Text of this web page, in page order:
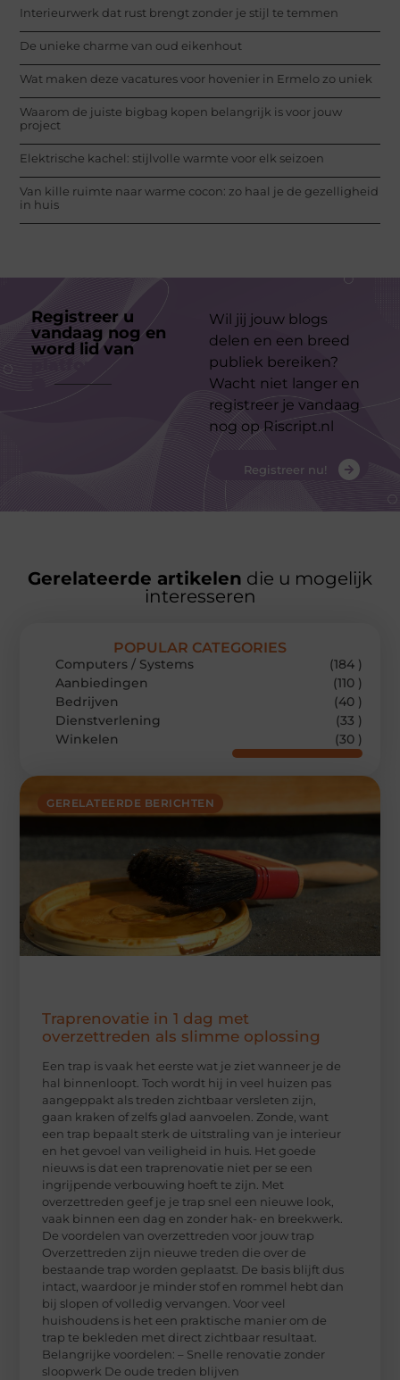
Interieurwerk dat rust brengt zonder je stijl te temmen
De unieke charme van oud eikenhout
Wat maken deze vacatures voor hovenier in Ermelo zo uniek
Waarom de juiste bigbag kopen belangrijk is voor jouw
project
Elektrische kachel: stijlvolle warmte voor elk seizoen
Van kille ruimte naar warme cocon: zo haal je de gezelligheid
in huis
Registreer u
vandaag nog en
word lid van
Wil jij jouw blogs
delen en een breed
publiek bereiken?
Wacht niet langer en
registreer je vandaag
nog op Riscript.nl
Registreer nu!
Gerelateerde artikelen die u mogelijk
interesseren
GERELATEERDE BERICHTEN
Traprenovatie in 1 dag met
overzettreden als slimme oplossing
Een trap is vaak het eerste wat je ziet wanneer je de
hal binnenloopt. Toch wordt hij in veel huizen pas
aangeppakt als treden zichtbaar versleten zijn,
gaan kraken of zelfs glad aanvoelen. Zonde, want
een trap bepaalt sterk de uitstraling van je interieur
en het gevoel van veiligheid in huis. Het goede
nieuws is dat een traprenovatie niet per se een
ingrijpende verbouwing hoeft te zijn. Met
overzettreden geef je je trap snel een nieuwe look,
vaak binnen een dag en zonder hak- en breekwerk.
De voordelen van overzettreden voor jouw trap
Overzettreden zijn nieuwe treden die over de
bestaande trap worden geplaatst. De basis blijft dus
intact, waardoor je minder stof en rommel hebt dan
bij slopen of volledig vervangen. Voor veel
huishoudens is het een praktische manier om de
trap te bekleden met direct zichtbaar resultaat.
Belangrijke voordelen: – Snelle renovatie zonder
sloopwerk De oude treden blijven
POPULAR CATEGORIES
Computers / Systems
(184 )
Aanbiedingen
(110 )
Bedrijven
(40 )
Dienstverlening
(33 )
Winkelen
(30 )